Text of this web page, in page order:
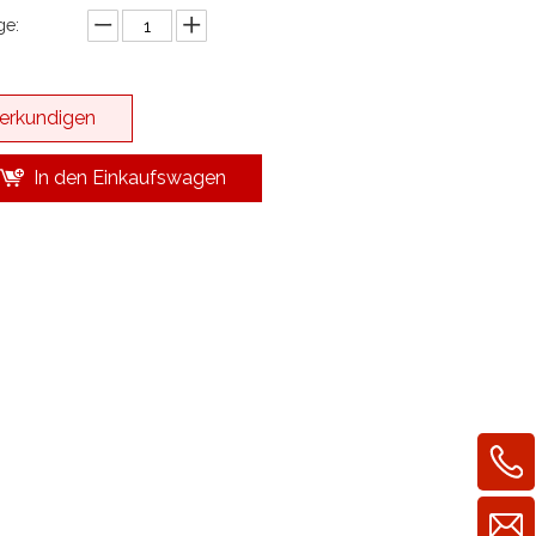
erkundigen
In den Einkaufswagen